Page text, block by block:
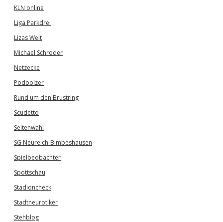
KLN online
Liga Parkdrei
Lizas Welt
Michael Schröder
Netzecke
Podbolzer
Rund um den Brustring
Scudetto
Seitenwahl
SG Neureich-Bimbeshausen
Spielbeobachter
Spottschau
Stadioncheck
Stadtneurotiker
Stehblog